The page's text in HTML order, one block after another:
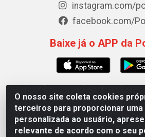
O nosso site coleta cookies
terceiros para proporcionar uma
personalizada ao usuário,
relevante de acordo com o seu
instagram.com/
facebook.com/
Baixe já o APP da
Polybalas - Rua João Miguel de
Ernesto Geisel, João Pessoa/PB -
00.909.327/0002-